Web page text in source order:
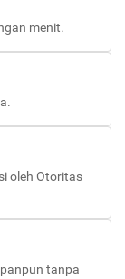
menit.
oleh Otoritas
tanpa